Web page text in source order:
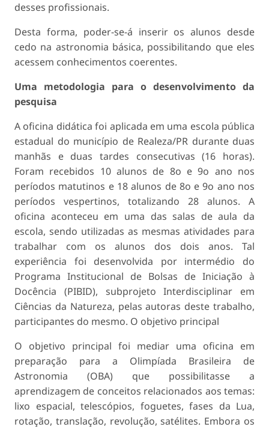
desses profissionais.
Desta forma, poder-se-á inserir os alunos desde
cedo na astronomia básica, possibilitando que eles
acessem conhecimentos coerentes.
Uma metodologia para o desenvolvimento da
pesquisa
A oficina didática foi aplicada em uma escola pública
estadual do município de Realeza/PR durante duas
manhãs e duas tardes consecutivas (16 horas).
Foram recebidos 10 alunos de 8o e 9o ano nos
períodos matutinos e 18 alunos de 8o e 9o ano nos
períodos vespertinos, totalizando 28 alunos. A
oficina aconteceu em uma das salas de aula da
escola, sendo utilizadas as mesmas atividades para
trabalhar com os alunos dos dois anos. Tal
experiência foi desenvolvida por intermédio do
Programa Institucional de Bolsas de Iniciação à
Docência (PIBID), subprojeto Interdisciplinar em
Ciências da Natureza, pelas autoras deste trabalho,
participantes do mesmo. O objetivo principal
O objetivo principal foi mediar uma oficina em
preparação para a Olimpíada Brasileira de
Astronomia (OBA) que possibilitasse a
aprendizagem de conceitos relacionados aos temas:
lixo espacial, telescópios, foguetes, fases da Lua,
rotação, translação, revolução, satélites. Embora os